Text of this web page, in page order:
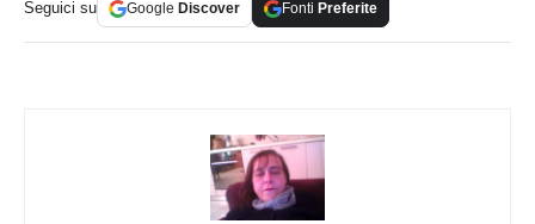
Seguici su Google Discover Fonti Preferite